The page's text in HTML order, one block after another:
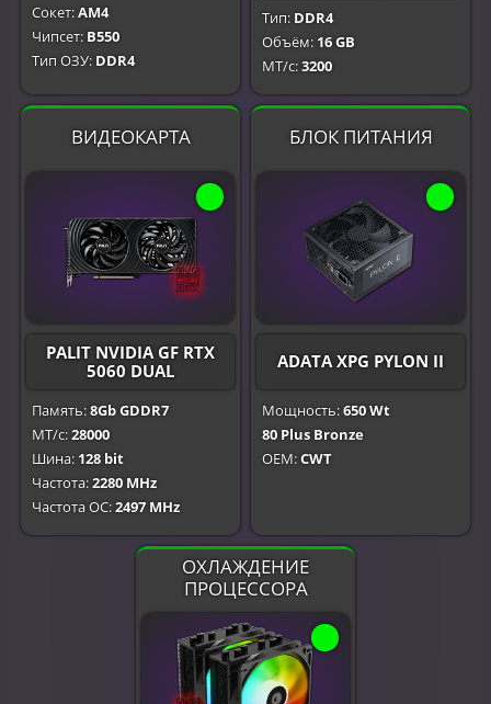
Сокет:AM4
Чипсет: B550
Тип ОЗУ: DDR4
Тип: DDR4
Объём: 16 GB
МТ/с:3200
ВИДЕОКАРТА
PALIT NVIDIA GF RTX
5060 DUAL
Память:8Gb GDDR7
МТ/с:28000
Шина: 128 bit
Частота:2280 MHz
Частота OC:2497 MHz
БЛОК ПИТАНИЯ
ADATA XPG PYLON II
Мощность:650 Wt
80 Plus Bronze
OEM:CWT
ОХЛАЖДЕНИЕ
ПРОЦЕССОРА